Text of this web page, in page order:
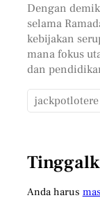
Dengan
selama
kebijakan
mana fokus
dan
jackpotlotere
Anda harus